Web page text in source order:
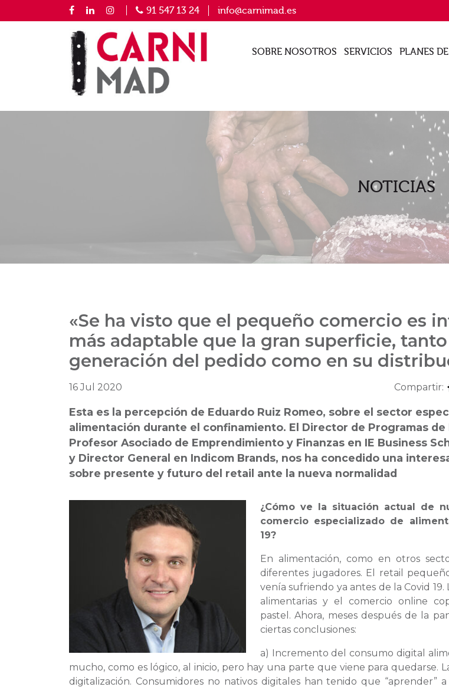
91 547 13 24 info@carnimad.es
SOBRE NOSOTROS SERVICIOS PLANES
NOTICIAS
«Se ha visto que el pequeño comercio es
más adaptable que la gran superficie,
generación del pedido como en su
16 Jul 2020 Compartir:
Esta es la percepción de Eduardo Ruiz Romeo, sobre el sector
alimentación durante el confinamiento. El Director de Programas
Profesor Asociado de Emprendimiento y Finanzas en IE Business
y Director General en Indicom Brands, nos ha concedido una
sobre presente y futuro del retail ante la nueva normalidad
¿Cómo ve la situación actual de
comercio especializado de
19?
En alimentación, como en otros
diferentes jugadores. El retail
venía sufriendo ya antes de la Covid 19.
alimentarias y el comercio online
pastel. Ahora, meses después de la
ciertas conclusiones:
a) Incremento del consumo digital
mucho, como es lógico, al inicio, pero hay una parte que viene para quedarse.
digitalización. Consumidores no nativos digitales han tenido que “aprender”